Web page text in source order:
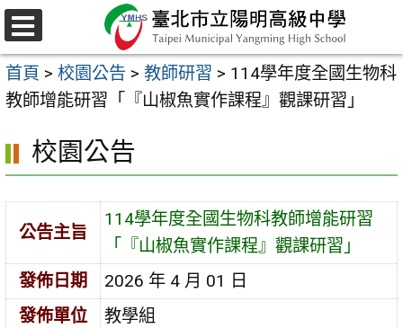
跳
至
主
要
容
區
選
單
首頁 > 校園公告 > 教師研習 > 114學年度全國生物科
教師增能研習「『山椒魚實作課程』觀課研習」
校園公告
公告主旨
114學年度全國生物科教師增能研習
「『山椒魚實作課程』觀課研習」
發佈日期
2026 年 4 月 01 日
發佈單位
教學組